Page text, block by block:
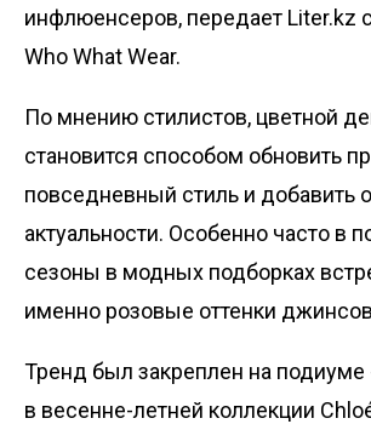
инфлюенсеров, передает Liter.kz
Who What Wear.
По мнению стилистов, цветной
становится способом обновить
повседневный стиль и добавить
актуальности. Особенно часто в
сезоны в модных подборках
именно розовые оттенки
Тренд был закреплен на подиуме
в весенне-летней коллекции